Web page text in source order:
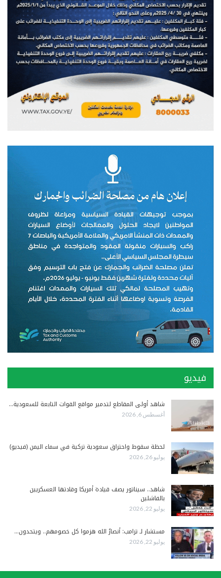
فيديو
شاهد أولى المقاطع لتدمير مواقع القوات التابعة للسعودية…
أغسطس 6, 2026
لحظة سقوط واحتراق سعودية تركية في سماء اليمن (فيديو)
يوليو 26, 2026
شاهد.. سيناتور يصف قيادة أمريكا وقادتها العسكريين
بالفاشلين
يوليو 22, 2026
مستشار لـ ترامب: أنصارُ الله هزموا كل خصومهم.. ويتحدون…
يوليو 22, 2026